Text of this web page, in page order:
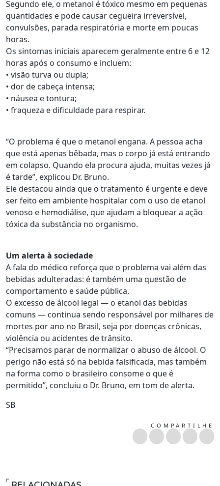
Segundo ele, o metanol é tóxico mesmo em pequenas
quantidades e pode causar cegueira irreversível,
convulsões, parada respiratória e morte em poucas
horas.
Os sintomas iniciais aparecem geralmente entre 6 e 12
horas após o consumo e incluem:
• visão turva ou dupla;
• dor de cabeça intensa;
• náusea e tontura;
• fraqueza e dificuldade para respirar.
“O problema é que o metanol engana. A pessoa acha
que está apenas bêbada, mas o corpo já está entrando
em colapso. Quando ela procura ajuda, muitas vezes já
é tarde”, explicou Dr. Bruno.
Ele destacou ainda que o tratamento é urgente e deve
ser feito em ambiente hospitalar com o uso de etanol
venoso e hemodiálise, que ajudam a bloquear a ação
tóxica da substância no organismo.
Um alerta à sociedade
A fala do médico reforça que o problema vai além das
bebidas adulteradas: é também uma questão de
comportamento e saúde pública.
O excesso de álcool legal — o etanol das bebidas
comuns — continua sendo responsável por milhares de
mortes por ano no Brasil, seja por doenças crônicas,
violência ou acidentes de trânsito.
“Precisamos parar de normalizar o abuso de álcool. O
perigo não está só na bebida falsificada, mas também
na forma como o brasileiro consome o que é
permitido”, concluiu o Dr. Bruno, em tom de alerta.
SB
COMPARTILHE